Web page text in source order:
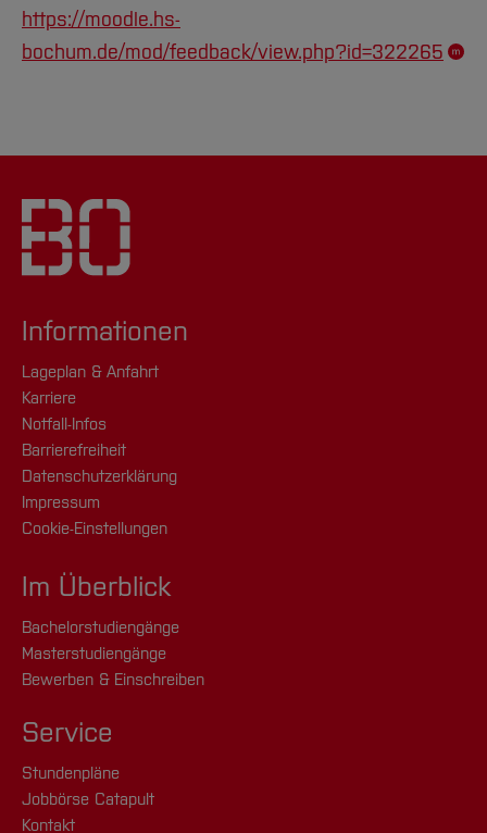
https://moodle.hs-
bochum.de/mod/feedback/view.php?id=322265
Informationen
Lageplan & Anfahrt
Karriere
Notfall-Infos
Barrierefreiheit
Datenschutzerklärung
Impressum
Cookie-Einstellungen
Im Überblick
Bachelorstudiengänge
Masterstudiengänge
Bewerben & Einschreiben
Service
Stundenpläne
Jobbörse Catapult
Kontakt